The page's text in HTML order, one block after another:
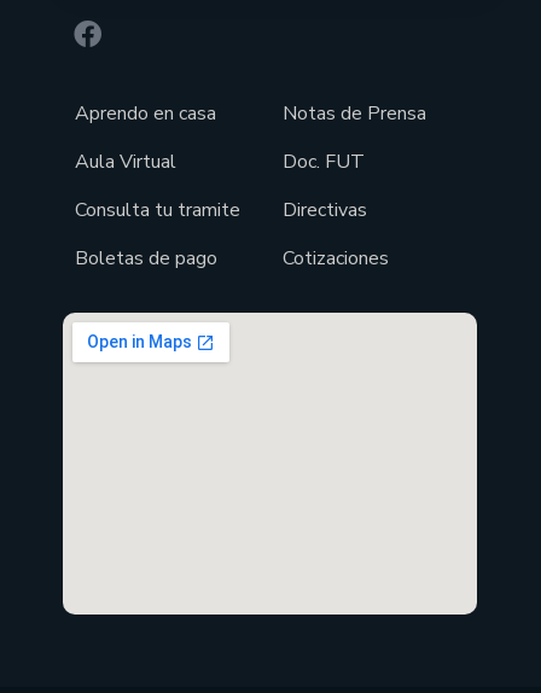
Aprendo en casa
Aula Virtual
Consulta tu tramite
Boletas de pago
Notas de Prensa
Doc. FUT
Directivas
Cotizaciones